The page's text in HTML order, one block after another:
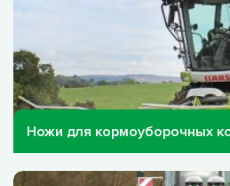
Ножи для кормоуборочных